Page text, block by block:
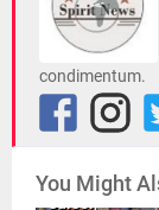
condimentum.
You Might
Ketua PWI